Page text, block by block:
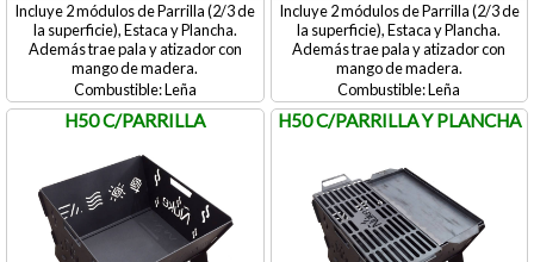
Incluye 2 módulos de Parrilla (2/3 de
la superficie), Estaca y Plancha.
Además trae pala y atizador con
mango de madera.
Leña
Incluye 2 módulos de Parrilla (2/3 de
la superficie), Estaca y Plancha.
Además trae pala y atizador con
mango de madera.
Leña
H50 C/PARRILLA H50 C/PARRILLA Y PLANCHA